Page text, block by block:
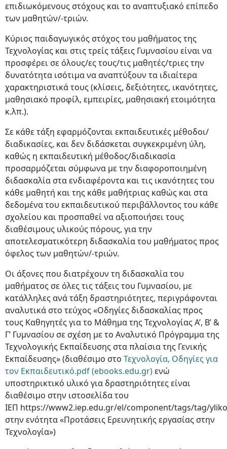
επιδιωκόμενους στόχους και το αναπτυξιακό επίπεδο
των μαθητών/-τριών.
Kύριος παιδαγωγικός στόχος του μαθήματος της
Τεχνολογίας και στις τρείς τάξεις Γυμνασίου είναι να
προσφέρει σε όλους/ες τους/τις μαθητές/τριες την
δυνατότητα ισότιμα να αναπτύξουν τα ιδιαίτερα
χαρακτηριστικά τους (κλίσεις, δεξιότητες, ικανότητες,
μαθησιακό προφίλ, εμπειρίες, μαθησιακή ετοιμότητα
κ.λπ.).
Σε κάθε τάξη εφαρμόζονται εκπαιδευτικές μέθοδοι/
διαδικασίες, και δεν διδάσκεται συγκεκριμένη ύλη,
καθώς η εκπαιδευτική μέθοδος/διαδικασία
προσαρμόζεται σύμφωνα με την διαφοροποιημένη
διδασκαλία στα ενδιαφέροντα και τις ικανότητες του
κάθε μαθητή και της κάθε μαθήτριας καθώς και στα
δεδομένα του εκπαιδευτικού περιβάλλοντος του κάθε
σχολείου και προσπαθεί να αξιοποιήσει τους
διαθέσιμους υλικούς πόρους, για την
αποτελεσματικότερη διδασκαλία του μαθήματος προς
όφελος των μαθητών/-τριών.
Οι άξονες που διατρέχουν τη διδασκαλία του
μαθήματος σε όλες τις τάξεις του Γυμνασίου, με
κατάλληλες ανά τάξη δραστηριότητες, περιγράφονται
αναλυτικά στο τεύχος «Οδηγίες διδασκαλίας προς
τους Καθηγητές για το Μάθημα της Τεχνολογίας Α’, Β’ &
Γ’ Γυμνασίου σε σχέση με το Αναλυτικό Πρόγραμμα της
Τεχνολογικής Εκπαίδευσης στα πλαίσια της Γενικής
Εκπαίδευσης» (διαθέσιμο στο Τεχνολογία, Οδηγίες για
τον Εκπαιδευτικό.pdf (ebooks.edu.gr)ενώ
υποστηρικτικό υλικό για δραστηριότητες είναι
διαθέσιμο στην ιστοσελίδα του
ΙΕΠ https://www2.iep.edu.gr/el/component/tags/tag/yliko
στην ενότητα «Προτάσεις Ερευνητικής εργασίας στην
Τεχνολογία»)